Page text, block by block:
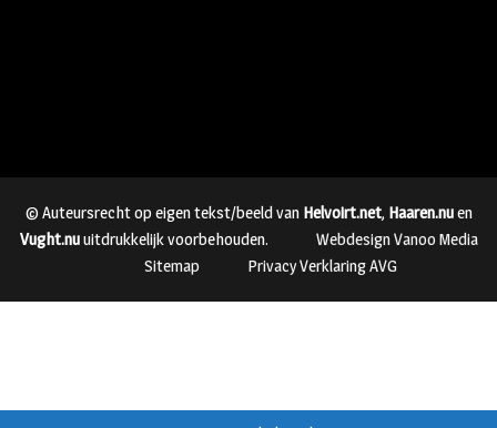
© Auteursrecht op eigen tekst/beeld van Helvoirt.net, Haaren.nuen
Vught.nuuitdrukkelijk voorbehouden.
Webdesign Vanoo Media
Sitemap
Privacy Verklaring AVG